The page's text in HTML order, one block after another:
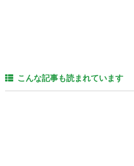
こんな記事も読まれています